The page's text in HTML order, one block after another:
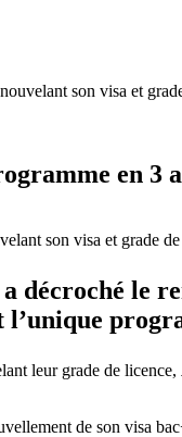
son visa et
en 3
le
leur grade de licence,
de son visa